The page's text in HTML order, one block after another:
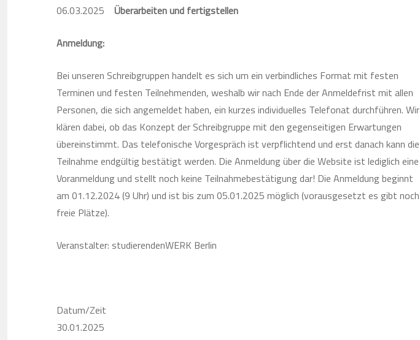
06.03.2025 Überarbeiten und fertigstellen
Anmeldung:
Bei unseren Schreibgruppen handelt es sich um ein verbindliches Format mit festen
Terminen und festen Teilnehmenden, weshalb wir nach Ende der Anmeldefrist mit allen
Personen, die sich angemeldet haben, ein kurzes individuelles Telefonat durchführen. Wir
klären dabei, ob das Konzept der Schreibgruppe mit den gegenseitigen Erwartungen
übereinstimmt. Das telefonische Vorgespräch ist verpflichtend und erst danach kann die
Teilnahme endgültig bestätigt werden. Die Anmeldung über die Website ist lediglich eine
Voranmeldung und stellt noch keine Teilnahmebestätigung dar! Die Anmeldung beginnt
am 01.12.2024 (9 Uhr) und ist bis zum 05.01.2025 möglich (vorausgesetzt es gibt noch
freie Plätze).
Veranstalter: studierendenWERK Berlin
Datum/Zeit
30.01.2025